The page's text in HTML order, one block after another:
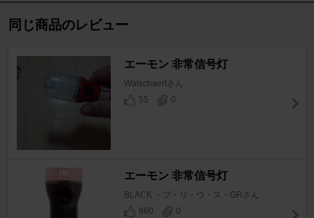
同じ商品のレビュー
エーモン 非常信号灯
Walschaertさん
55
0
エーモン 非常信号灯
BLACK ・プ・リ・ウ・ス・GRさん
860
0